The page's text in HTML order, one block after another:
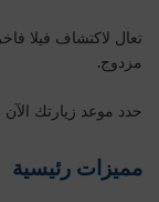
تعال لاكتشاف فيلا
مزدوج.
حدد موعد زيارتك الآن
مميزات رئيسية